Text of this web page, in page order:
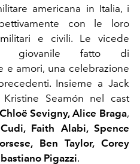
americana in Italia, i
con le loro
e civili. Le vicede
giovanile fatto di
e amori, una celebrazione
Insieme a Jack
Seamón nel cast
Chloë Sevigny, Alice Braga,
Faith Alabi, Spence
Ben Taylor, Corey
Pigazzi.